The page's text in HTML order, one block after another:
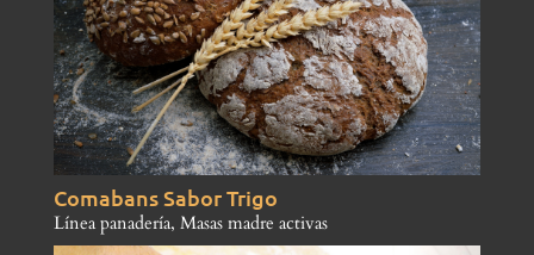
Comabans Sabor Trigo
Línea panadería, Masas madre activas